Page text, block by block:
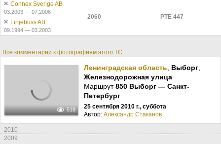
Connex Sverige AB
03.2003 — 07.2006
2060 PTE 447
Linjebuss AB
09.1994 — 03.2003
Все комментарии к фотографиям этого ТС
518
Ленинградская область Выборг,
Железнодорожная улица
Маршрут850 Выборг — Санкт-
Петербург
25 сентября 2010 г., суббота
Автор: Александр Стаканов
2010
2009